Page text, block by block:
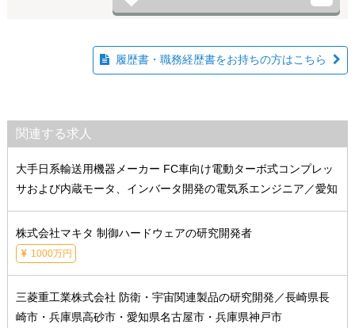
履歴書・職務経歴書をお持ちの方はこちら
関連する求人
大手日系輸送用機器メーカー FC車向け電動ターボ式コンプレッ
サおよび内蔵モータ、インバータ開発の電気系エンジニア／愛知
株式会社マキタ 制御ハードウェアの研究開発者
1000万円
三菱重工業株式会社 防衛・宇宙関連製品の研究開発／長崎県長
崎市・兵庫県高砂市・愛知県名古屋市・兵庫県神戸市